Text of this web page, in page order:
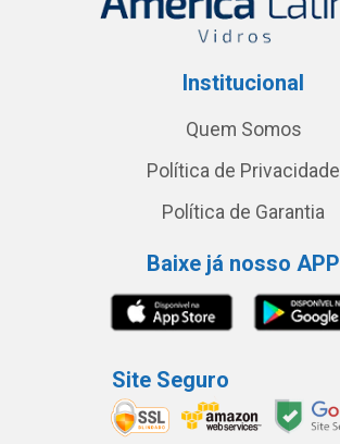
Institucional
Quem Somos
Política de Privacidade
Política de Garantia
Baixe já nosso APP
Site Seguro